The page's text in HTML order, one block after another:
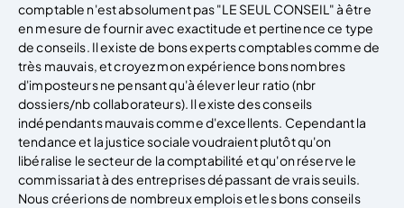
comptable n'est absolument pas "LE SEUL CONSEIL" à être
en mesure de fournir avec exactitude et pertinence ce type
de conseils. Il existe de bons experts comptables comme de
très mauvais, et croyez mon expérience bons nombres
d'imposteurs ne pensant qu'à élever leur ratio (nbr
dossiers/nb collaborateurs). Il existe des conseils
indépendants mauvais comme d'excellents. Cependant la
tendance et la justice sociale voudraient plutôt qu'on
libéralise le secteur de la comptabilité et qu'on réserve le
commissariat à des entreprises dépassant de vrais seuils.
Nous créerions de nombreux emplois et les bons conseils